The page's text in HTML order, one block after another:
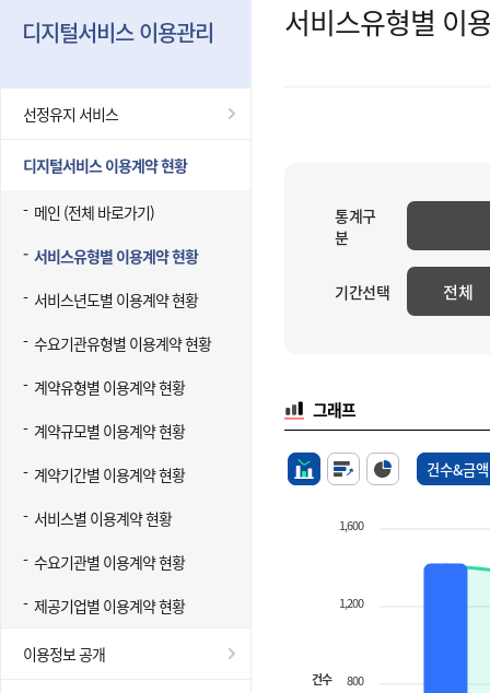
디지털서비스 이용관리
선정유지 서비스
디지털서비스 이용계약 현황
메인 (전체 바로가기)
서비스유형별 이용계약 현황
서비스년도별 이용계약 현황
수요기관유형별 이용계약 현황
계약유형별 이용계약 현황
계약규모별 이용계약 현황
계약기간별 이용계약 현황
서비스별 이용계약 현황
수요기관별 이용계약 현황
제공기업별 이용계약 현황
이용정보 공개
서비스유형별 이
통계구
분
기간선택 전체
그래프
건수&금액
1,600
1,200
800
건수